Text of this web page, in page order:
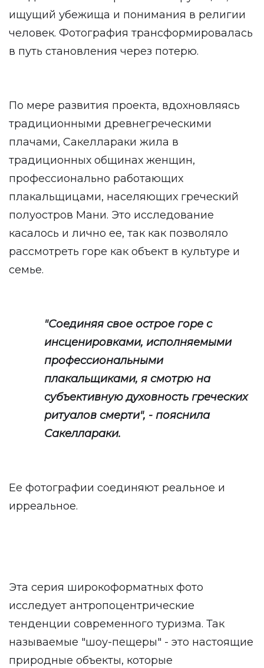
ищущий убежища и понимания в религии
человек. Фотография трансформировалась
в путь становления через потерю.
По мере развития проекта, вдохновляясь
традиционными древнегреческими
плачами, Сакеллараки жила в
традиционных общинах женщин,
профессионально работающих
плакальщицами, населяющих греческий
полуостров Мани. Это исследование
касалось и лично ее, так как позволяло
рассмотреть горе как объект в культуре и
семье.
"Соединяя свое острое горе с
инсценировками, исполняемыми
профессиональными
плакальщиками, я смотрю на
субъективную духовность греческих
ритуалов смерти", - пояснила
Сакеллараки.
Ее фотографии соединяют реальное и
ирреальное.
Эта серия широкоформатных фото
исследует антропоцентрические
тенденции современного туризма. Так
называемые "шоу-пещеры" - это настоящие
природные объекты, которые